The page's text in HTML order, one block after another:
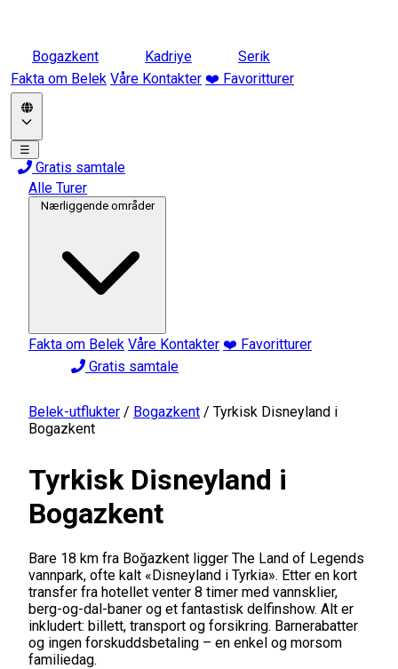
Bogazkent Kadriye
Serik
Fakta om Belek Våre Kontakter ❤️ Favoritturer
☰
Gratis samtale
Alle Turer
Nærliggende områder
Fakta om Belek Våre Kontakter ❤️ Favoritturer
Gratis samtale
Belek-utflukter / Bogazkent / Tyrkisk Disneyland i
Bogazkent
Tyrkisk Disneyland i
Bogazkent
Bare 18 km fra Boğazkent ligger The Land of Legends
vannpark, ofte kalt «Disneyland i Tyrkia». Etter en kort
transfer fra hotellet venter 8 timer med vannsklier,
berg-og-dal-baner og et fantastisk delfinshow. Alt er
inkludert: billett, transport og forsikring. Barnerabatter
og ingen forskuddsbetaling – en enkel og morsom
familiedag.